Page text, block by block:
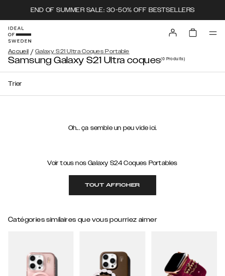
END OF SUMMER SALE: 30-50% OFF BESTSELLERS
Accueil / Galaxy S21 Ultra Coques Portable
Samsung Galaxy S21 Ultra coques(0 Produits)
Trier
Oh... ça semble un peu vide ici.
Voir tous nos Galaxy S24 Coques Portables
TOUT AFFICHER
Catégories similaires que vous pourriez aimer